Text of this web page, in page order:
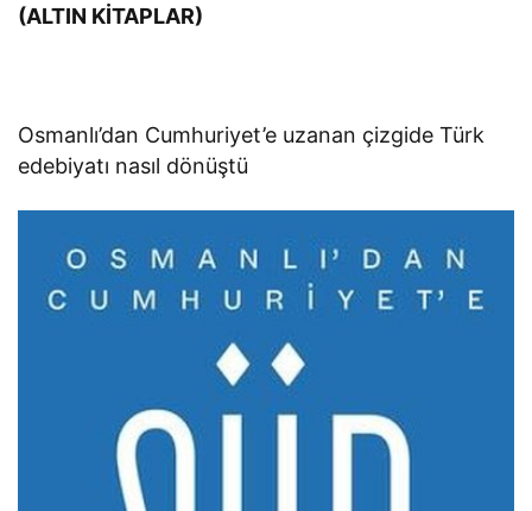
(ALTIN KİTAPLAR)
Osmanlı’dan Cumhuriyet’e uzanan çizgide Türk
edebiyatı nasıl dönüştü